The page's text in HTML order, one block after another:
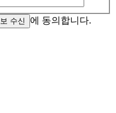
수신 에 동의합니다.